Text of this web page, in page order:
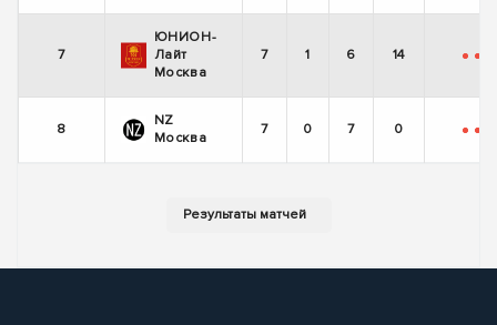
7
ЮНИОН-
Лайт
Москва
7 1 6 14 - -
8
NZ
Москва
7 0 7 0 - -